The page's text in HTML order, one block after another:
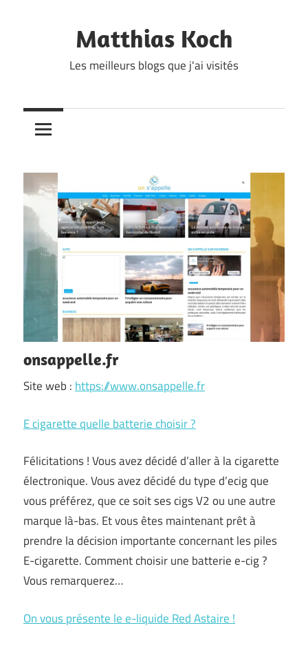
Matthias Koch
Les meilleurs blogs que j'ai visités
onsappelle.fr
Site web : https://www.onsappelle.fr
E cigarette quelle batterie choisir ?
Félicitations ! Vous avez décidé d’aller à la cigarette
électronique. Vous avez décidé du type d’ecig que
vous préférez, que ce soit ses cigs V2 ou une autre
marque là-bas. Et vous êtes maintenant prêt à
prendre la décision importante concernant les piles
E-cigarette. Comment choisir une batterie e-cig ?
Vous remarquerez…
On vous présente le e-liquide Red Astaire !